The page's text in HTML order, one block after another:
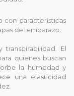
con características
del embarazo.
El
quienes buscan
la humedad y
una elasticidad